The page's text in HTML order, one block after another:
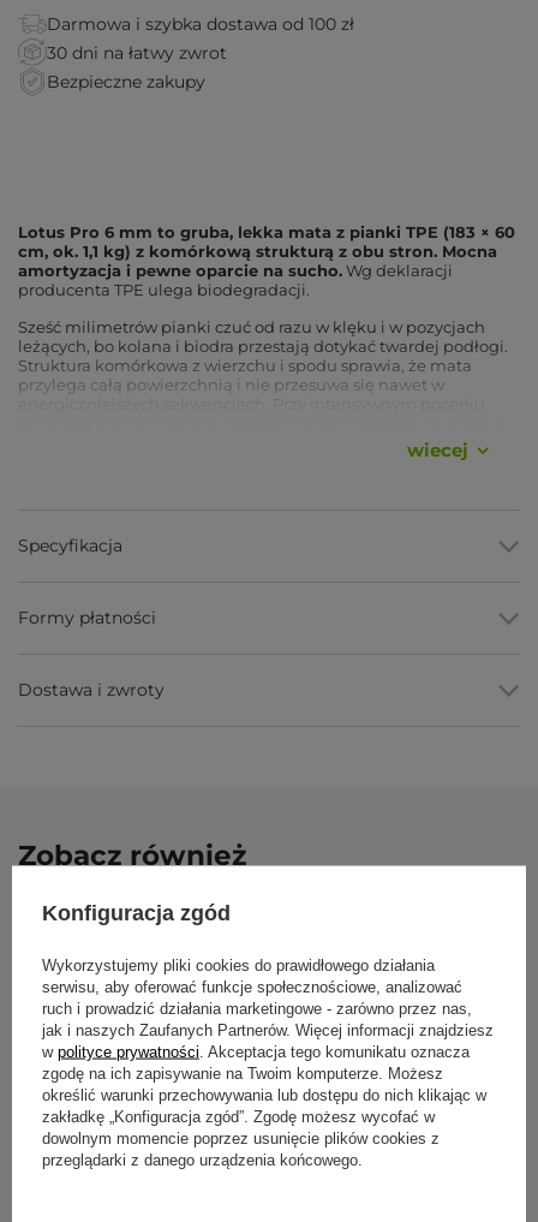
Darmowa i szybka dostawa od 100 zł
30 dni na łatwy zwrot
Bezpieczne zakupy
Lotus Pro 6 mm to gruba, lekka mata z pianki TPE (183 × 60
cm, ok. 1,1 kg) z komórkową strukturą z obu stron. Mocna
amortyzacja i pewne oparcie na sucho.Wg deklaracji
producenta TPE ulega biodegradacji.
Sześć milimetrów pianki czuć od razu w klęku i w pozycjach
leżących, bo kolana i biodra przestają dotykać twardej podłogi.
Struktura komórkowa z wierzchu i spodu sprawia, że mata
przylega całą powierzchnią i nie przesuwa się nawet w
sesjach o średniej intensywności, o czym piszemy niżej.
Chcesz
wiedzieć, czy to grubość dla Ciebie? Zapytaj nas przed
Zalety
Komórkowa struktura TPE z obu stron
Pianka TPE
wytarcia.
Materiał
TPE (pianka termoplastyczna,
Grubość 6 mm
Wymiary 183 × 60 cm
Waga ok. 1,1 kg (±15%)
Antypoślizgowość
dobra na sucho; maleje przy
intensywnym poceniu
Przeznaczenie
praktyka o średniej intensywności,
joga, pilates, medytacja
wiecej
Specyfikacja
Formy płatności
Dostawa i zwroty
Zobacz również
Morski/
179,00 zł
Konfiguracja zgód
Wykorzystujemy pliki cookies do prawidłowego działania
serwisu, aby oferować funkcje społecznościowe, analizować
ruch i prowadzić działania marketingowe - zarówno przez nas,
jak i naszych Zaufanych Partnerów. Więcej informacji znajdziesz
w polityce prywatności . Akceptacja tego komunikatu oznacza
zgodę na ich zapisywanie na Twoim komputerze. Możesz
określić warunki przechowywania lub dostępu do nich klikając w
zakładkę „Konfiguracja zgód”. Zgodę możesz wycofać w
dowolnym momencie poprzez usunięcie plików cookies z
przeglądarki z danego urządzenia końcowego.